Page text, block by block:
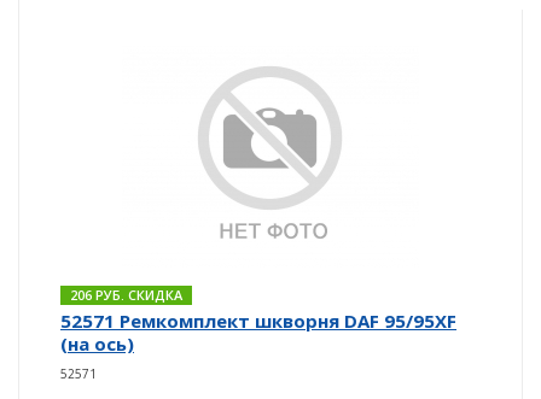
206 РУБ. СКИДКА
52571 Ремкомплект шкворня DAF 95/95XF
(на ось)
52571